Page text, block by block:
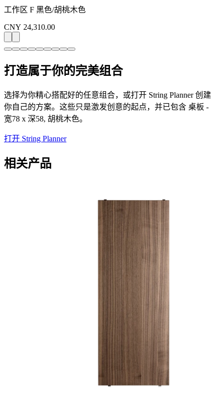
工作区 F 黑色/胡桃木色
CNY 24,310.00
打造属于你的完美组合
选择为你精心搭配好的任意组合，或打开 String Planner 创建
你自己的方案。这些只是激发创意的起点，并已包含 桌板 -
宽78 x 深58, 胡桃木色。
打开 String Planner
相关产品